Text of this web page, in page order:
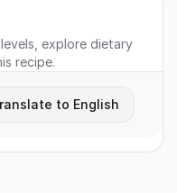
explore dietary
recipe.
to English